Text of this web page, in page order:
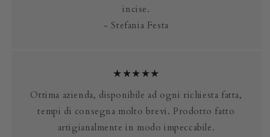
incise.
- Stefania Festa
★★★★★
Ottima azienda, disponibile ad ogni richiesta fatta,
tempi di consegna molto brevi. Prodotto fatto
artigianalmente in modo impeccabile.